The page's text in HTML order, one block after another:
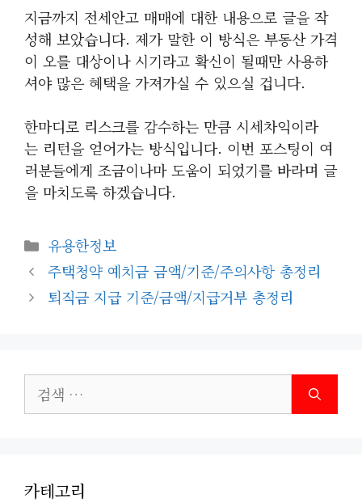
지금까지 전세안고 매매에 대한 내용으로 글을 작
성해 보았습니다. 제가 말한 이 방식은 부동산 가격
이 오를 대상이나 시기라고 확신이 될때만 사용하
셔야 많은 혜택을 가져가실 수 있으실 겁니다.
한마디로 리스크를 감수하는 만큼 시세차익이라
는 리턴을 얻어가는 방식입니다. 이번 포스팅이 여
러분들에게 조금이나마 도움이 되었기를 바라며 글
을 마치도록 하겠습니다.
카
테
고
리
유용한정보
주택청약 예치금 금액/기준/주의사항 총정리
퇴직금 지급 기준/금액/지급거부 총정리
색:
카테고리